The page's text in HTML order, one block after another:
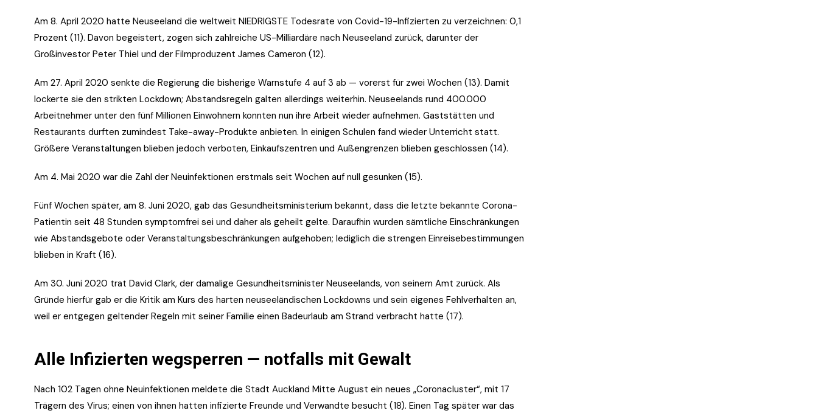
Am 8. April 2020 hatte Neuseeland die weltweit NIEDRIGSTE Todesrate von Covid-19-Infizierten zu verzeichnen: 0,1
Prozent (11). Davon begeistert, zogen sich zahlreiche US-Milliardäre nach Neuseeland zurück, darunter der
Großinvestor Peter Thiel und der Filmproduzent James Cameron (12).
Am 27. April 2020 senkte die Regierung die bisherige Warnstufe 4 auf 3 ab — vorerst für zwei Wochen (13). Damit
lockerte sie den strikten Lockdown; Abstandsregeln galten allerdings weiterhin. Neuseelands rund 400.000
Arbeitnehmer unter den fünf Millionen Einwohnern konnten nun ihre Arbeit wieder aufnehmen. Gaststätten und
Restaurants durften zumindest Take-away-Produkte anbieten. In einigen Schulen fand wieder Unterricht statt.
Größere Veranstaltungen blieben jedoch verboten, Einkaufszentren und Außengrenzen blieben geschlossen (14).
Am 4. Mai 2020 war die Zahl der Neuinfektionen erstmals seit Wochen auf null gesunken (15).
Fünf Wochen später, am 8. Juni 2020, gab das Gesundheitsministerium bekannt, dass die letzte bekannte Corona-
Patientin seit 48 Stunden symptomfrei sei und daher als geheilt gelte. Daraufhin wurden sämtliche Einschränkungen
wie Abstandsgebote oder Veranstaltungsbeschränkungen aufgehoben; lediglich die strengen Einreisebestimmungen
blieben in Kraft (16).
Am 30. Juni 2020 trat David Clark, der damalige Gesundheitsminister Neuseelands, von seinem Amt zurück. Als
Gründe hierfür gab er die Kritik am Kurs des harten neuseeländischen Lockdowns und sein eigenes Fehlverhalten an,
weil er entgegen geltender Regeln mit seiner Familie einen Badeurlaub am Strand verbracht hatte (17).
Alle Infizierten wegsperren — notfalls mit Gewalt
Nach 102 Tagen ohne Neuinfektionen meldete die Stadt Auckland Mitte August ein neues „Coronacluster“, mit 17
Trägern des Virus; einen von ihnen hatten infizierte Freunde und Verwandte besucht (18). Einen Tag später war das